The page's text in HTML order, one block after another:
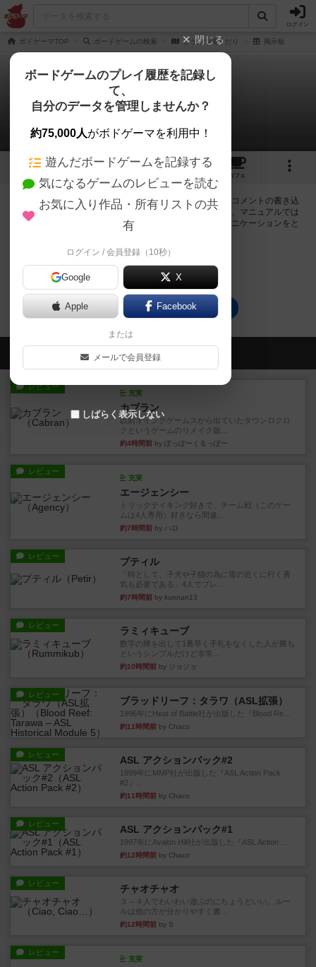
ログイン
ボドゲーマTOP ボードゲームの検索 どうぶつ滝くだり 掲示板
どうぶつ滝くだり
0件の掲示板
1 3
カフェ
ログインするとどうぶつ滝くだりに関する掲示板の作成やコメントの書き込
みが出来るようになります。ルールの疑問やエラッタ情報、マニュアルでは
判断し辛い曖昧な表記等について会員同士で自由にコミュニケーションをと
ログイン/無料会員登録
どうぶつ滝くだりのトップに戻る
会員の新しい投稿
レビュー
充実
カブラン
以前オインクゲームスから出ていたタウンロクロ
クというゲームのリメイク版...
約4時間前 by ぽっぽーくるっぽー
レビュー
充実
エージェンシー
トリックテイキング好きで、チーム戦（このゲー
ムは4人専用）好きなら間違...
約7時間前 by ハロ
レビュー プティル
「時として、子犬や子猫の為に雷の近くに行く勇
気も必要である」4人でプレ...
約7時間前 by kurotan13
レビュー ラミィキューブ
数字の牌を出して1番早く手札をなくした人が勝ち
というシンプルだけど非常...
約10時間前 by ジョジョ
レビュー
ブラッドリーフ：タラワ（ASL拡張）
1996年にHeat of Battle社が出版した『Blood Re...
約11時間前 by Chaco
レビュー ASL アクションパック#2
1999年にMMP社が出版した『ASL Action Pack
#2』...
約11時間前 by Chaco
レビュー ASL アクションパック#1
1997年にAvalon Hill社が出版した『ASL Action ...
約12時間前 by Chaco
レビュー チャオチャオ
３～４人でわいわい遊ぶのにちょうどいい。ルー
ルは他の方が分かりやすく書...
約12時間前 by S
レビュー
充実
閉じる
ボードゲームのプレイ履歴を記録し
て、
自分のデータを管理しませんか？
約75,000人がボドゲーマを利用中！
遊んだボードゲームを記録する
気になるゲームのレビューを読む
お気に入り作品・所有リストの共
有
ログイン / 会員登録（10秒）
Google X
Apple Facebook
または
メールで会員登録
しばらく表示しない